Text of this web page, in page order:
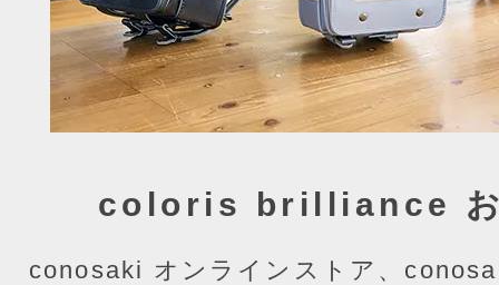
coloris brilliance お
conosaki オンラインストア、